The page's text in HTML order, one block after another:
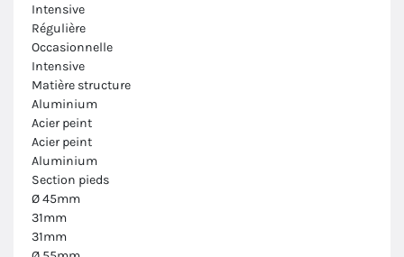
Intensive
Régulière
Occasionnelle
Intensive
Matière structure
Aluminium
Acier peint
Acier peint
Aluminium
Section pieds
Ø 45mm
31mm
31mm